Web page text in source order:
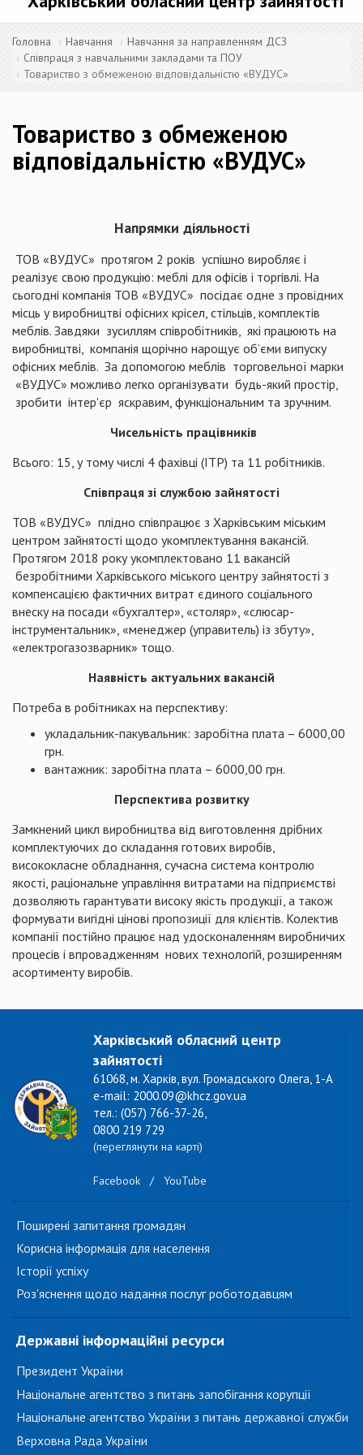
Головна Навчання
Навчання за направленням ДСЗ
Співпраця з навчальними закладами та ПОУ
Товариство з обмеженою відповідальністю «ВУДУС»
Товариство з обмеженою
відповідальністю «ВУДУС»
Напрямки діяльності
ТОВ «ВУДУС» протягом 2 років успішно виробляє і
реалізує свою продукцію: меблі для офісів і торгівлі. На
сьогодні компанія ТОВ «ВУДУС» посідає одне з провідних
місць у виробництві офісних крісел, стільців, комплектів
меблів. Завдяки зусиллям співробітників, які працюють на
виробництві, компанія щорічно нарощує об’єми випуску
офісних меблів. За допомогою меблів торговельної марки
«ВУДУС» можливо легко організувати будь-який простір,
зробити інтер'єр яскравим, функціональним та зручним.
Чисельність працівників
Всього: 15, у тому числі 4 фахівці (ІТР) та 11 робітників.
Співпраця зі службою зайнятості
ТОВ «ВУДУС» плідно співпрацює з Харківським міським
центром зайнятості щодо укомплектування вакансій.
Протягом 2018 року укомплектовано 11 вакансій
безробітними Харківського міського центру зайнятості з
компенсацією фактичних витрат єдиного соціального
внеску на посади «бухгалтер», «столяр», «слюсар-
інструментальник», «менеджер (управитель) із збуту»,
«електрогазозварник» тощо.
Наявність актуальних вакансій
Потреба в робітниках на перспективу:
укладальник-пакувальник: заробітна плата – 6000,00
грн.
вантажник: заробітна плата – 6000,00 грн.
Перспектива розвитку
Замкнений цикл виробництва від виготовлення дрібних
комплектуючих до складання готових виробів,
висококласне обладнання, сучасна система контролю
якості, раціональне управління витратами на підприємстві
дозволяють гарантувати високу якість продукції, а також
формувати вигідні цінові пропозиції для клієнтів. Колектив
компанії постійно працює над удосконаленням виробничих
процесів і впровадженням нових технологій, розширенням
асортименту виробів.
Харківський обласний центр
зайнятості
61068, м. Харків, вул. Громадського Олега, 1-А
e-mail: 2000.09@khcz.gov.ua
тел.: (057) 766-37-26,
0800 219 729
(переглянути на карті)
Facebook / YouTube
Поширені запитання громадян
Корисна інформація для населення
Історії успіху
Роз'яснення щодо надання послуг роботодавцям
Державні інформаційні ресурси
Президент України
Національне агентство з питань запобігання корупції
Національне агентство України з питань державної служби
Верховна Рада України